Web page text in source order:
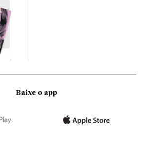
Baixe o app